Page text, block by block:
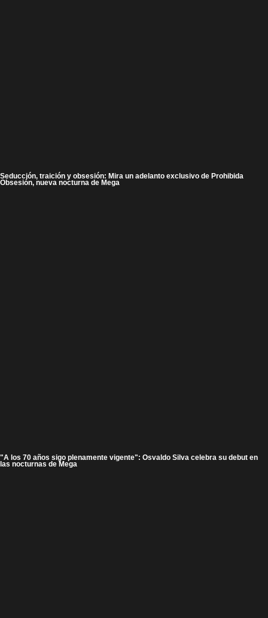
Seducción, traición y obsesión: Mira un adelanto exclusivo de Prohibida
Obsesión, nueva nocturna de Mega
"A los 70 años sigo plenamente vigente": Osvaldo Silva celebra su debut en
las nocturnas de Mega